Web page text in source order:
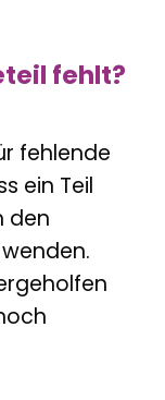
fehlt?
fehlende
ein Teil
den